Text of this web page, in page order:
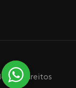
os direitos